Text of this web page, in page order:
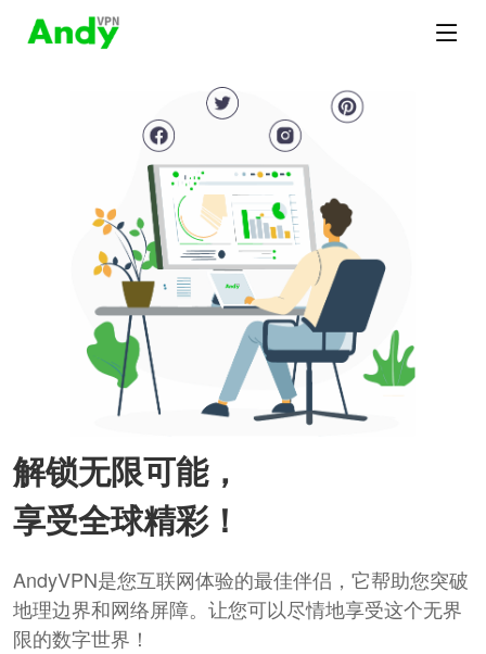
解锁无限可能，
享受全球精彩！
AndyVPN是您互联网体验的最佳伴侣，它帮助您突破
地理边界和网络屏障。让您可以尽情地享受这个无界
限的数字世界！